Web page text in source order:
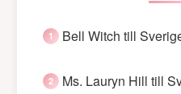
Bell Witch till
Ms. Lauryn Hill till